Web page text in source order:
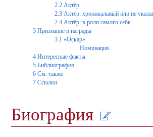
2.2 Актёр
2.3 Актёр: хроникальный или не
2.4 Актёр: в роли самого себя
3 Признание и награды
3.1 «Оскар»
Номинация
4 Интересные факты
5 Библиография
6 См. также
7 Ссылки
Биография